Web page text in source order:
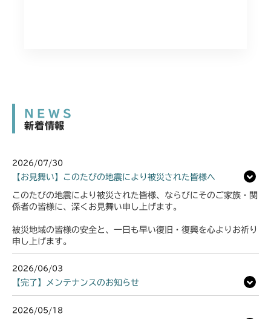
NEWS
新着情報
2026/07/30
【お見舞い】このたびの地震により被災された皆様へ
このたびの地震により被災された皆様、ならびにそのご家族・関
係者の皆様に、深くお見舞い申し上げます。
被災地域の皆様の安全と、一日も早い復旧・復興を心よりお祈り
申し上げます。
2026/06/03
【完了】メンテナンスのお知らせ
2026/05/18